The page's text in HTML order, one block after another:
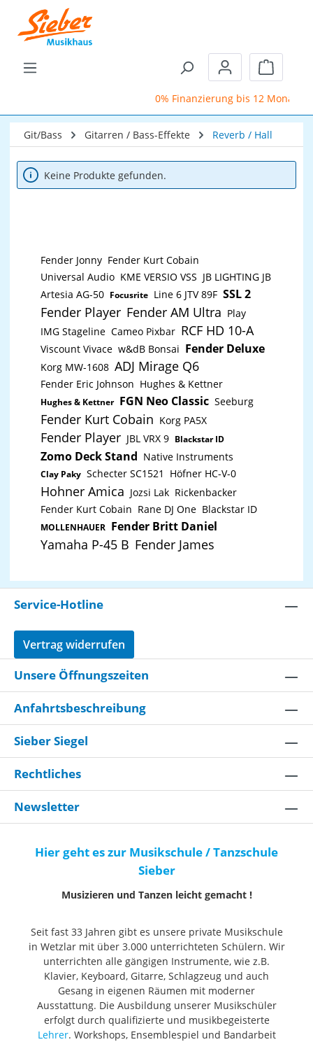
Zum Hauptinhalt springen
0% Finanzierung bis 12 Monate
Git/Bass Gitarren / Bass-Effekte Reverb / Hall
Keine Produkte gefunden.
Fender Jonny Fender Kurt Cobain
Universal Audio KME VERSIO VSS JB LIGHTING JB
Artesia AG-50 Focusrite Line 6 JTV 89F SSL 2
Fender Player Fender AM Ultra Play
IMG Stageline Cameo Pixbar RCF HD 10-A
Viscount Vivace w&dB Bonsai Fender Deluxe
Korg MW-1608 ADJ Mirage Q6
Fender Eric Johnson Hughes & Kettner
Hughes & Kettner FGN Neo Classic Seeburg
Fender Kurt Cobain Korg PA5X
Fender Player JBL VRX 9 Blackstar ID
Zomo Deck Stand Native Instruments
Clay Paky Schecter SC1521 Höfner HC-V-0
Hohner Amica Jozsi Lak Rickenbacker
Fender Kurt Cobain Rane DJ One Blackstar ID
MOLLENHAUER Fender Britt Daniel
Yamaha P-45 B Fender James
Service-Hotline
Vertrag widerrufen
Unsere Öffnungszeiten
Anfahrtsbeschreibung
Sieber Siegel
Rechtliches
Newsletter
Hier geht es zur Musikschule / Tanzschule
Sieber
Musizieren und Tanzen leicht gemacht !
Seit fast 33 Jahren gibt es unsere private Musikschule
in Wetzlar mit über 3.000 unterrichteten Schülern. Wir
unterrichten alle gängigen Instrumente, wie z.B.
Klavier, Keyboard, Gitarre, Schlagzeug und auch
Gesang in eigenen Räumen mit moderner
Ausstattung. Die Ausbildung unserer Musikschüler
erfolgt durch qualifizierte und musikbegeisterte
Lehrer. Workshops, Ensemblespiel und Bandarbeit